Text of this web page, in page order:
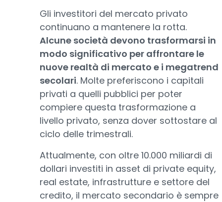
Gli investitori del mercato privato
continuano a mantenere la rotta.
Alcune società devono trasformarsi in
modo significativo per affrontare le
nuove realtà di mercato e i megatrend
secolari. Molte preferiscono i capitali
privati a quelli pubblici per poter
compiere questa trasformazione a
livello privato, senza dover sottostare al
ciclo delle trimestrali.
Attualmente, con oltre 10.000 miliardi di
dollari investiti in asset di private equity,
real estate, infrastrutture e settore del
credito, il mercato secondario è sempre